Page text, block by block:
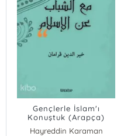
Gençlerle İslam'ı
Konuştuk (Arapça)
Hayreddin Karaman